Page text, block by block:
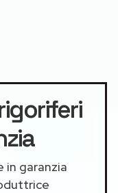
in garanzia